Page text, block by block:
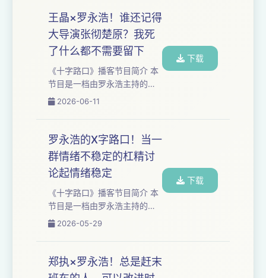
与⼈⽂领域，讲述个体命运故
事，探讨时代发展趋势。 本期
嘉宾：小镟，贤鱼，王继业，
小四爷 本期节目是《罗永浩的
X字路口》和肆笑喜剧的首次联
动，也是一次大型跑题事故的
00:06:05 聊聊跟风 00:17:38
追星经历 00:30:...
王晶×罗永浩！谁还记得
大导演张彻楚原？我死
了什么都不需要留下
《十字路口》播客节目简介 本
节⽬是⼀档由罗永浩主持的深
度播客类节⽬，每集长达三到
的⼈物展开对话，聚焦于科技
与⼈⽂领域，讲述个体命运故
事，探讨时代发展趋势。 本期
嘉宾：王晶 电影世界虽然肯定
是一个高度工业化的商业世
界，但在这里，人们热衷于讨
论什么样的作品才是真正的经
“高级”，什么样的导演才是真正
的艺术家。很少讨论谁能持续
几十年让观众心甘情愿地买...
2026-06-11
下载
罗永浩的X字路口！当一
群情绪不稳定的杠精讨
论起情绪稳定
《十字路口》播客节目简介 本
节⽬是⼀档由罗永浩主持的深
度播客类节⽬，每集长达三到
的⼈物展开对话，聚焦于科技
与⼈⽂领域，讲述个体命运故
事，探讨时代发展趋势。 本期
2026-05-29
下载
郑执×罗永浩！总是赶末